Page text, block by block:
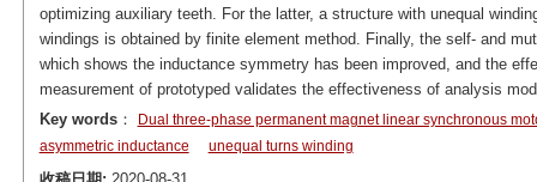
optimizing auxiliary teeth. For the latter, a structure with unequal
windings is obtained by finite element method. Finally, the self- and
which shows the inductance symmetry has been improved, and the
measurement of prototyped validates the effectiveness of analysis
Key words：
Dual three-phase permanent magnet linear synchronous
asymmetric inductance
unequal turns winding